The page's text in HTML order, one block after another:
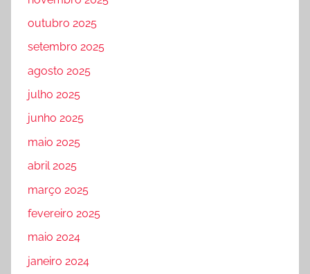
outubro 2025
setembro 2025
agosto 2025
julho 2025
junho 2025
maio 2025
abril 2025
março 2025
fevereiro 2025
maio 2024
janeiro 2024